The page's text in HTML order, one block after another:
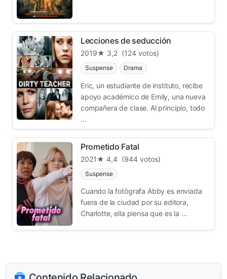
Lecciones de seducción
2019★ 3,2 (124 votos)
Suspense Drama
Eric, un estudiante de instituto, recibe
apoyo académico de Emily, una nueva
compañera de clase. Al principio, todo
...
Prometido Fatal
2021★ 4,4 (944 votos)
Suspense
Cuando la fotógrafa Abby es enviada
fuera de la ciudad por su editora,
Charlotte, ella piensa que es la ...